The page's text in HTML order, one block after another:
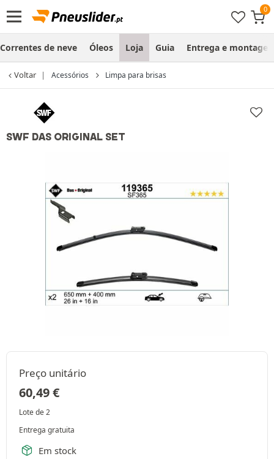
Correntes de neve Óleos Loja Guia Entrega e
Voltar Acessórios Limpa para brisas
SWF DAS ORIGINAL SET
Preço unitário
60,49€
Lote de 2
Entrega gratuita
Em stock